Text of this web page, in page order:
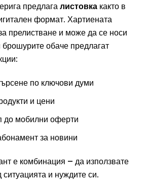
предлагалистовка както в
формат. Хартиената
прелистване и може да се носи
обаче предлагат
по ключови думи
и цени
до мобилни оферти
за новини
е комбинация – да използвате
ситуацията и нуждите си.